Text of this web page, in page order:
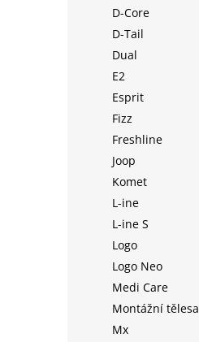
D-Core
D-Tail
Dual
E2
Esprit
Fizz
Freshline
Joop
Komet
L-ine
L-ine S
Logo
Logo Neo
Medi Care
Montážní tělesa
Mx